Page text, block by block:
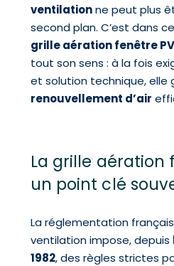
ventilationne peut plus
second plan. C’est dans
grille aération fenêtre
tout son sens : à la fois
et solution technique, elle
renouvellement d’air
La grille aération
un point clé
La réglementation
ventilation impose, depuis
1982, des règles strictes